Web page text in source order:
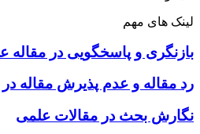
لینک های مهم
بازنگری و پاسخگویی در
رد مقاله و عدم پذیرش مقاله
نگارش بحث در مقالات علمی